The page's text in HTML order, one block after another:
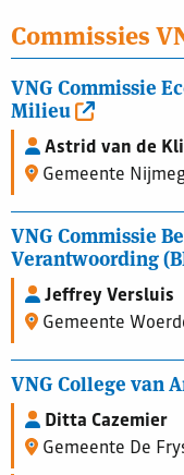
Commissies
VNG Commissie
Milieu
Astrid van de
Gemeente
VNG Commissie
Verantwoording
Jeffrey Versluis
Gemeente
VNG College van
Ditta Cazemier
Gemeente De